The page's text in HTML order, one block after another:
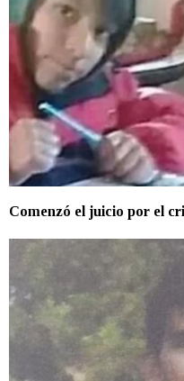
Comenzó el juicio por el